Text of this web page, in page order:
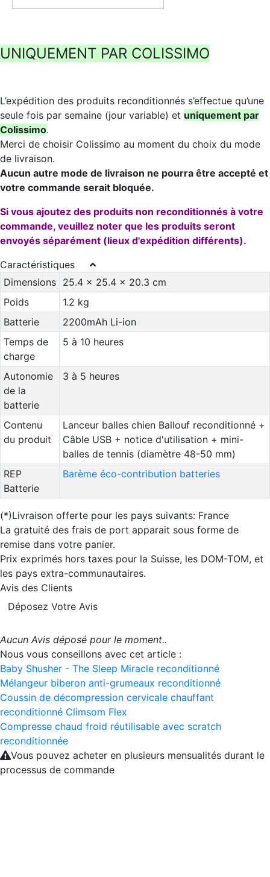
UNIQUEMENT PAR COLISSIMO
L’expédition des produits reconditionnés s’effectue qu’une
seule fois par semaine (jour variable) et uniquement par
Colissimo.
Merci de choisir Colissimo au moment du choix du mode
de livraison.
Aucun autre mode de livraison ne pourra être accepté et
votre commande serait bloquée.
Si vous ajoutez des produits non reconditionnés à votre
commande, veuillez noter que les produits seront
envoyés séparément (lieux d'expédition différents).
Caractéristiques
Dimensions
25.4 x 25.4 x 20.3 cm
Poids
1.2 kg
Batterie
2200mAh Li-ion
Temps de
charge
5 à 10 heures
Autonomie
de la
batterie
3 à 5 heures
Contenu
du produit
Lanceur balles chien Ballouf reconditionné +
Câble USB + notice d'utilisation + mini-
balles de tennis (diamètre 48-50 mm)
REP
Batterie
Barème éco-contribution batteries
(*)Livraison offerte pour les pays suivants: France
La gratuité des frais de port apparait sous forme de
remise dans votre panier.
Prix exprimés hors taxes pour la Suisse, les DOM-TOM, et
les pays extra-communautaires.
Avis des Clients
Déposez Votre Avis
Aucun Avis déposé pour le moment..
Nous vous conseillons avec cet article :
Baby Shusher - The Sleep Miracle reconditionné
Mélangeur biberon anti-grumeaux reconditionné
Coussin de décompression cervicale chauffant
reconditionné Climsom Flex
Compresse chaud froid réutilisable avec scratch
reconditionnée
Vous pouvez acheter en plusieurs mensualités durant le
processus de commande